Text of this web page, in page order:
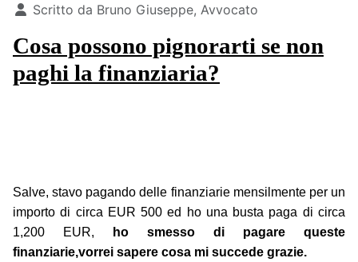
Dettagli
Scritto da Bruno Giuseppe, Avvocato
Cosa possono pignorarti se non
paghi la finanziaria?
Salve, stavo pagando delle finanziarie mensilmente per un
importo di circa EUR 500 ed ho una busta paga di circa
1,200 EUR,
ho smesso di pagare queste
finanziarie,vorrei sapere cosa mi succede grazie.